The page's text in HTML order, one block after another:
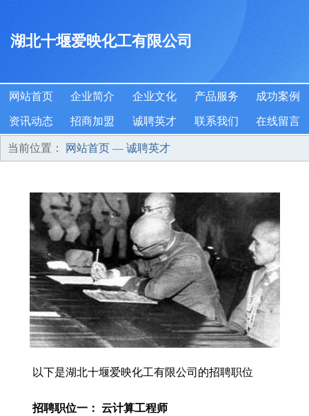
湖北十堰爱映化工有限公司
网站首页 企业简介 企业文化 产品服务 成功案例
资讯动态 招商加盟 诚聘英才 联系我们 在线留言
当前位置： 网站首页 — 诚聘英才
以下是湖北十堰爱映化工有限公司的招聘职位
招聘职位一： 云计算工程师